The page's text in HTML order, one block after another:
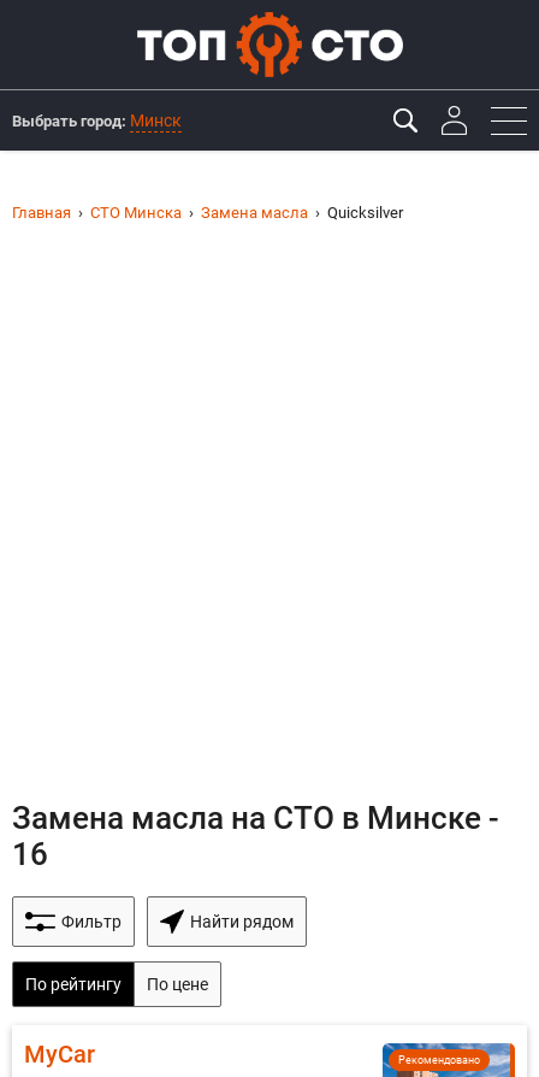
Выбрать город: Минск
Главная СТО Минска Замена масла Quicksilver
Замена масла на СТО в Минске -
16
Фильтр Найти рядом
По рейтингу По цене
Рекомендовано
MyCar